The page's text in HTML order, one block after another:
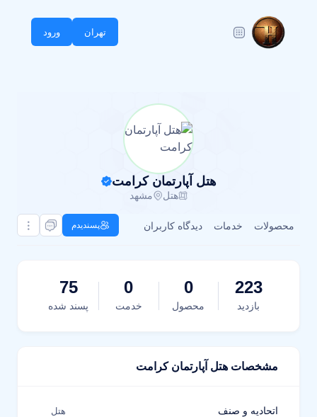
تهران ورود
هتل آپارتمان کرامت
هتل مشهد
محصولات خدمات دیدگاه کاربران پسندیدم
223
بازدید
0
محصول
0
خدمت
75
پسند شده
مشخصات هتل آپارتمان کرامت
اتحادیه و صنف هتل